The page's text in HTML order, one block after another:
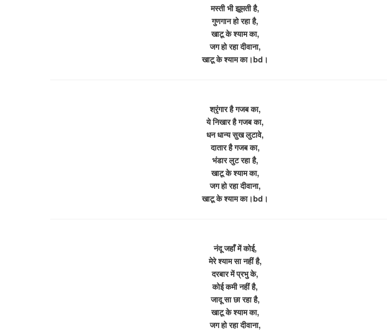
मस्ती भी झूमती है,
गुणगान हो रहा है,
खाटू के श्याम का,
जग हो रहा दीवाना,
खाटू के श्याम का।bd।
श्रृंगार है गजब का,
ये निखार है गजब का,
धन धान्य सुख लुटावे,
दातार है गजब का,
भंडार लुट रहा है,
खाटू के श्याम का,
जग हो रहा दीवाना,
खाटू के श्याम का।bd।
नंदू जहाँ में कोई,
मेरे श्याम सा नहीं है,
दरबार में प्रभु के,
कोई कमी नहीं है,
जादू सा छा रहा है,
खाटू के श्याम का,
जग हो रहा दीवाना,